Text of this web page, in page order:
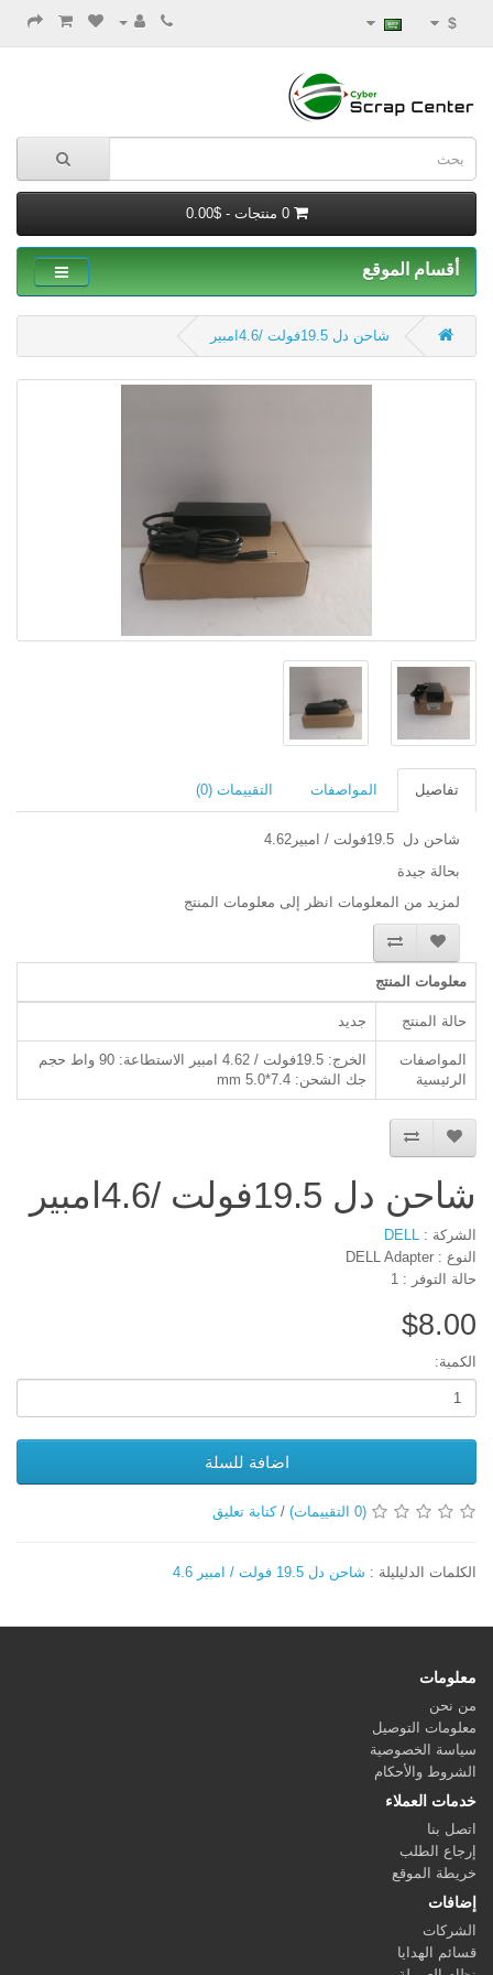
$
0 منتجات - $0.00
أقسام الموقع
شاحن دل 19.5فولت /4.6امبير
تفاصيل المواصفات التقييمات (0)
شاحن دل 19.5فولت / امبير4.62
بحالة جيدة
لمزيد من المعلومات انظر إلى معلومات المنتج
معلومات المنتج
حالة المنتج جديد
المواصفات
الرئيسية
الخرج: 19.5فولت / 4.62 امبير الاستطاعة: 90 واط حجم
جك الشحن: 7.4*5.0 mm
شاحن دل 19.5فولت /4.6امبير
الشركة : DELL
النوع : DELL Adapter
حالة التوفر : 1
$8.00
الكمية:
اضافة للسلة
(0 التقييمات) /كتابة تعليق
الكلمات الدليليلة : شاحن دل 19.5 فولت / امبير 4.6
معلومات
من نحن
معلومات التوصيل
سياسة الخصوصية
الشروط والأحكام
خدمات العملاء
اتصل بنا
إرجاع الطلب
خريطة الموقع
إضافات
الشركات
قسائم الهدايا